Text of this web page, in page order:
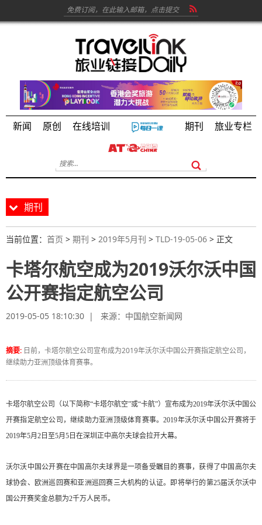
新闻 原创 在线培训 期刊 旅业专栏
期刊
当前位置： 首页 > 期刊 > 2019年5月刊 > TLD-19-05-06 > 正文
卡塔尔航空成为2019沃尔沃中国
公开赛指定航空公司
2019-05-05 18:10:30 | 来源： 中国航空新闻网
摘要: 日前，卡塔尔航空公司宣布成为2019年沃尔沃中国公开赛指定航空公司，
继续助力亚洲顶级体育赛事。
卡塔尔航空公司（以下简称“卡塔尔航空”或“卡航”）宣布成为2019年沃尔沃中国公
开赛指定航空公司，继续助力亚洲顶级体育赛事。2019年沃尔沃中国公开赛将于
2019年5月2日至5月5日在深圳正中高尔夫球会拉开大幕。
沃尔沃中国公开赛在中国高尔夫球界是一项备受瞩目的赛事，获得了中国高尔夫
球协会、欧洲巡回赛和亚洲巡回赛三大机构的认证。即将举行的第25届沃尔沃中
国公开赛奖金总额为2千万人民币。